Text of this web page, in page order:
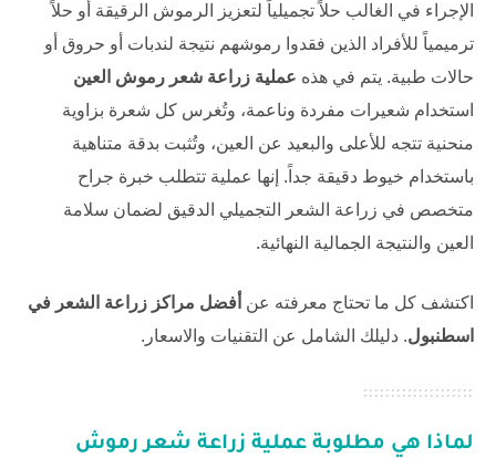
الإجراء في الغالب حلاً تجميلياً لتعزيز الرموش الرقيقة أو حلاً
ترميمياً للأفراد الذين فقدوا رموشهم نتيجة لندبات أو حروق أو
حالات طبية. يتم في هذه عملية زراعة شعر رموش العين
استخدام شعيرات مفردة وناعمة، وتُغرس كل شعرة بزاوية
منحنية تتجه للأعلى والبعيد عن العين، وتُثبت بدقة متناهية
باستخدام خيوط دقيقة جداً. إنها عملية تتطلب خبرة جراح
متخصص في زراعة الشعر
التجميلي الدقيق لضمان سلامة
العين والنتيجة الجمالية النهائية.
اكتشف كل ما تحتاج معرفته عن أفضل مراكز زراعة الشعر في
اسطنبول. دليلك الشامل عن التقنيات والاسعار.
لماذا هي مطلوبة عملية زراعة شعر رموش